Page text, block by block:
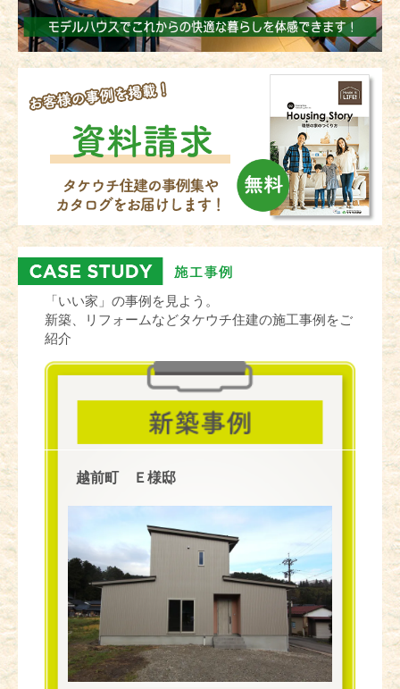
「いい家」の事例を見よう。
新築、リフォームなどタケウチ住建の施工事例をご
紹介
越前町 Ｅ様邸